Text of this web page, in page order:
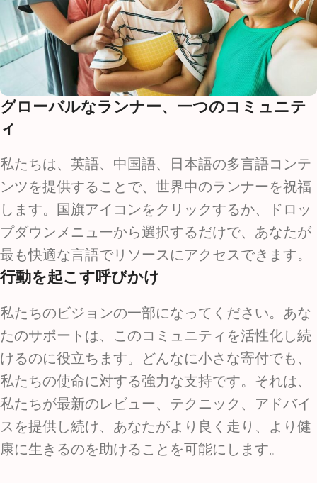
グローバルなランナー、一つのコミュニテ
ィ
私たちは、英語、中国語、日本語の多言語コンテ
ンツを提供することで、世界中のランナーを祝福
します。国旗アイコンをクリックするか、ドロッ
プダウンメニューから選択するだけで、あなたが
最も快適な言語でリソースにアクセスできます。
行動を起こす呼びかけ
私たちのビジョンの一部になってください。あな
たのサポートは、このコミュニティを活性化し続
けるのに役立ちます。どんなに小さな寄付でも、
私たちの使命に対する強力な支持です。それは、
私たちが最新のレビュー、テクニック、アドバイ
スを提供し続け、あなたがより良く走り、より健
康に生きるのを助けることを可能にします。